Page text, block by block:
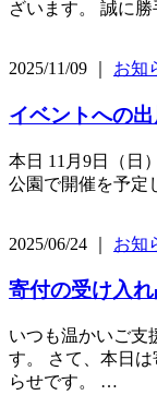
ざいます。 誠に
2025/11/09 ｜ お知
イベントへの
本日 11月9日（日
公園で開催を予定
2025/06/24 ｜ お知
寄付の受け入
いつも温かいご支
す。 さて、本日
らせです。 …